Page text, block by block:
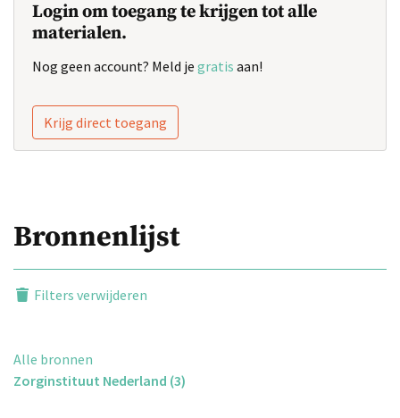
Login om toegang te krijgen tot alle
materialen.
Nog geen account? Meld je gratis aan!
Krijg direct toegang
Bronnenlijst
Filters verwijderen
Alle bronnen
Zorginstituut Nederland (3)